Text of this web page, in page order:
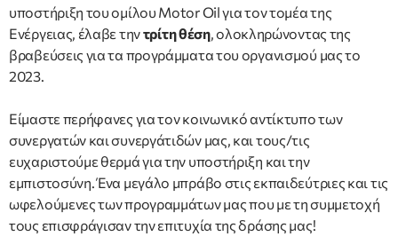
υποστήριξη του ομίλου Motor Oil για τον τομέα της
Ενέργειας, έλαβε τηντρίτη θέση, ολοκληρώνοντας της
βραβεύσεις για τα προγράμματα του οργανισμού μας το
2023.
Είμαστε περήφανες για τον κοινωνικό αντίκτυπο των
συνεργατών και συνεργάτιδών μας, και τους/τις
ευχαριστούμε θερμά για την υποστήριξη και την
εμπιστοσύνη. Ένα μεγάλο μπράβο στις εκπαιδεύτριες και τις
ωφελούμενες των προγραμμάτων μας που με τη συμμετοχή
τους επισφράγισαν την επιτυχία της δράσης μας!